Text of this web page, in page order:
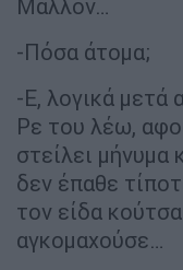
Μάλλον…
-Πόσα άτομα;
-Ε, λογικά μετά
Ρε του λέω,
στείλει μήνυμα
δεν έπαθε
τον είδα
αγκομαχούσε…